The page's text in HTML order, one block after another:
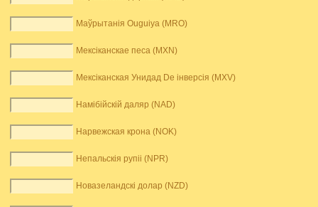
Маўрытанія Ouguiya (MRO)
Мексіканскае песа (MXN)
Мексіканская Унидад De інверсія (MXV)
Намібійскій даляр (NAD)
Нарвежская крона (NOK)
Непальскія рупіі (NPR)
Новазеландскі долар (NZD)